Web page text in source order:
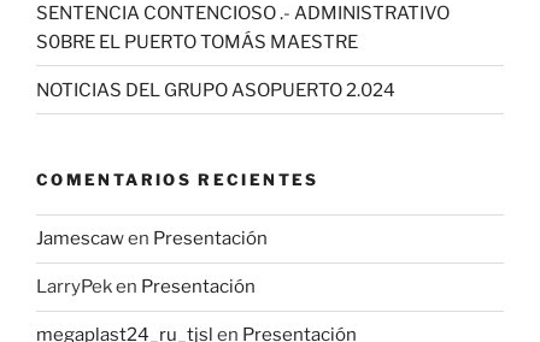
SENTENCIA CONTENCIOSO .- ADMINISTRATIVO
S0BRE EL PUERTO TOMÁS MAESTRE
NOTICIAS DEL GRUPO ASOPUERTO 2.024
COMENTARIOS RECIENTES
Jamescawen Presentación
LarryPeken Presentación
megaplast24_ru_tjsl en Presentación